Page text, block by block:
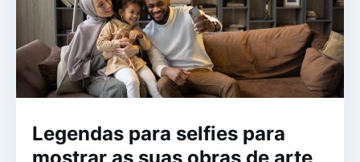
Legendas para selfies para
mostrar as suas obras de arte